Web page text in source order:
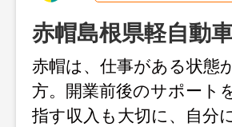
赤帽島根県軽自動
赤帽は、仕事がある状態
方。開業前後のサポート
指す収入も大切に、自分